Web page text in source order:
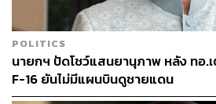
โดยจะเริ่มดำเนินการในโซนที่ 3 ก่อ
กำลัง จันทบุรี-ตราด ไปพิจารณาดำเนิ
มาตรการทางด้านความมั่นคง โดยให้
กับ กรมศุลกากร กระทรวงพาณิชย์ แ
สนับสนุนข้อมูลเพื่อเป็นแนวทางที่นำมา
POLITICS
นายกฯ ปัดโชว์แสนยานุภาพ หลัง ทอ.
F-16 ยันไม่มีแผนบินดูชายแดน